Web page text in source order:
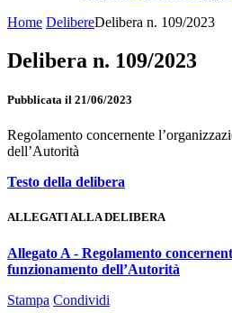
Home DelibereDelibera n. 109/2023
Delibera n. 109/2023
Pubblicata il 21/06/2023
Regolamento concernente
dell’Autorità
Testo della delibera
ALLEGATI ALLA DELIBERA
Allegato A - Regolamento
funzionamento dell’Autorità
Stampa Condividi